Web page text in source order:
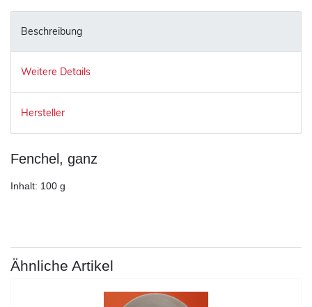
Beschreibung
Weitere Details
Hersteller
Fenchel, ganz
Inhalt: 100 g
Ähnliche Artikel